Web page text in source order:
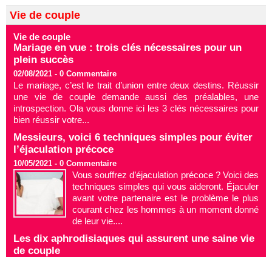
Vie de couple
Vie de couple
Mariage en vue : trois clés nécessaires pour un
plein succès
02/08/2021 - 0 Commentaire
Le mariage, c’est le trait d’union entre deux destins. Réussir
une vie de couple demande aussi des préalables, une
introspection. Ola vous donne ici les 3 clés nécessaires pour
bien réussir votre...
Messieurs, voici 6 techniques simples pour éviter
l’éjaculation précoce
10/05/2021 - 0 Commentaire
Vous souffrez d’éjaculation précoce ? Voici des
techniques simples qui vous aideront. Éjaculer
avant votre partenaire est le problème le plus
courant chez les hommes à un moment donné
de leur vie....
Les dix aphrodisiaques qui assurent une saine vie
de couple